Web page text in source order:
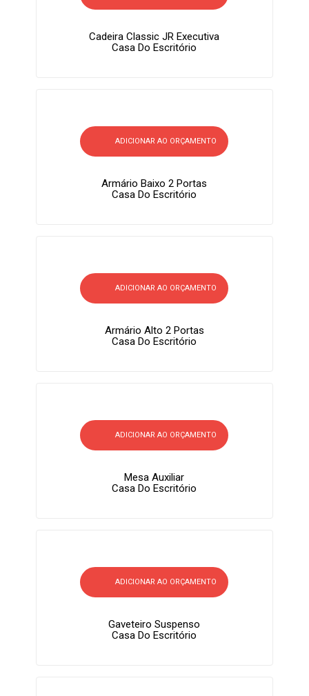
Cadeira Classic JR Executiva
Casa Do Escritório
ADICIONAR AO ORÇAMENTO
Armário Baixo 2 Portas
Casa Do Escritório
ADICIONAR AO ORÇAMENTO
Armário Alto 2 Portas
Casa Do Escritório
ADICIONAR AO ORÇAMENTO
Mesa Auxiliar
Casa Do Escritório
ADICIONAR AO ORÇAMENTO
Gaveteiro Suspenso
Casa Do Escritório